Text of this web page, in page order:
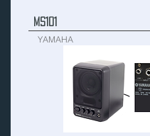
MS101
YAMAHA